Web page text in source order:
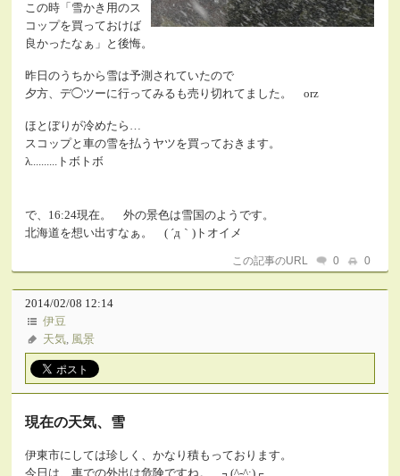
この時「雪かき用のス
コップを買っておけば
良かったなぁ」と後悔。
昨日のうちから雪は予測されていたので
夕方、デ◯ツーに行ってみるも売り切れてました。 orz
ほとぼりが冷めたら…
スコップと車の雪を払うヤツを買っておきます。
λ..........トボトボ
で、16:24現在。 外の景色は雪国のようです。
北海道を想い出すなぁ。 ( ´д｀)トオイメ
この記事のURL 0 0
2014/02/08 12:14
伊豆
天気, 風景
現在の天気、雪
伊東市にしては珍しく、かなり積もっております。
今日は、車での外出は危険ですね。 ┐(^-^;)┌